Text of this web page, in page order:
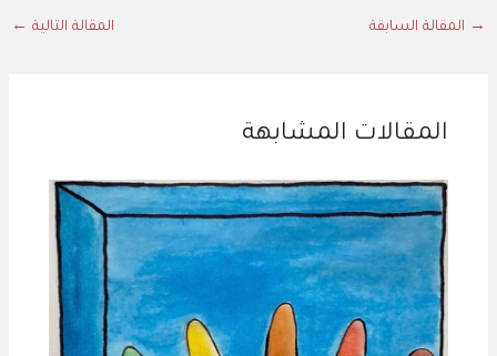
→ المقالة السابقة المقالة التالية ←
المقالات المشابهة